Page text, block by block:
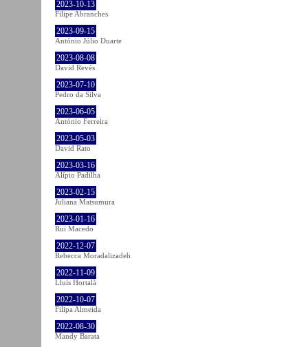
2023-10-13
Filipe Abranches
2023-09-15
António Júlio Duarte
2023-08-08
David Revés
2023-07-10
Pedro da Silva
2023-06-05
António Ferreira
2023-05-03
David Rato
2023-03-16
Alípio Padilha
2023-02-15
Juliana Matsumura
2023-01-16
Rui Macedo
2022-12-07
Rebecca Moradalizadeh
2022-11-09
Lluís Hortalà
2022-10-07
Filipa Almeida
2022-08-30
Mandy Barata